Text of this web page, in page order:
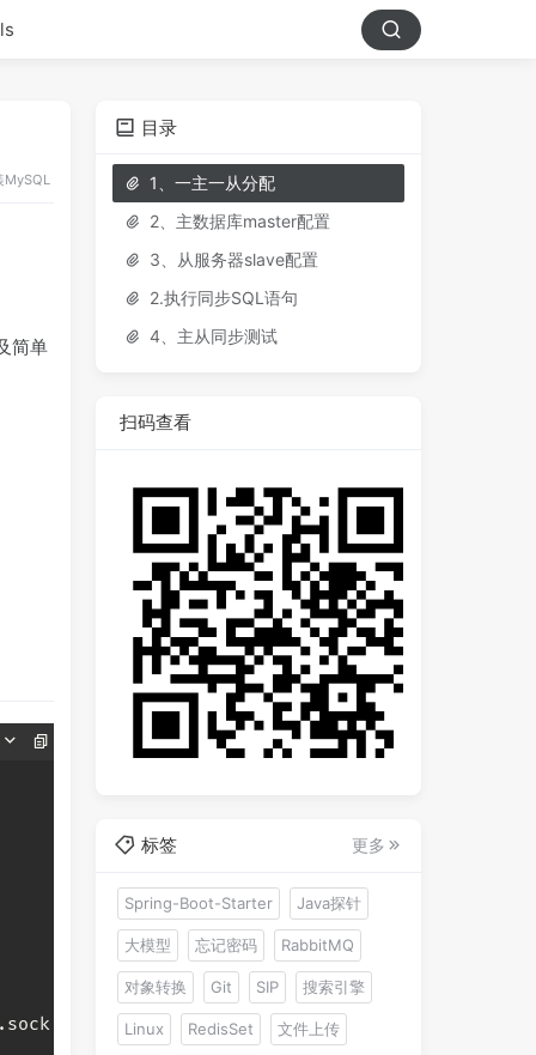
MySQL
简单
目录
1、一主一从分配
2、主数据库master配置
3、从服务器slave配置
2.执行同步SQL语句
4、主从同步测试
扫码查看
标签 更多
Spring-Boot-Starter Java探针
大模型 忘记密码 RabbitMQ
对象转换 Git SIP 搜索引擎
Linux RedisSet 文件上传